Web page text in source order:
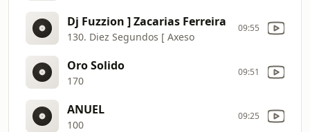
Dj Fuzzion ] Zacarias Ferreira
130. Diez Segundos [ Axeso
09:55
Oro Solido
170
09:51
ANUEL
100
09:25